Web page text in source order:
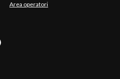
Area operatori